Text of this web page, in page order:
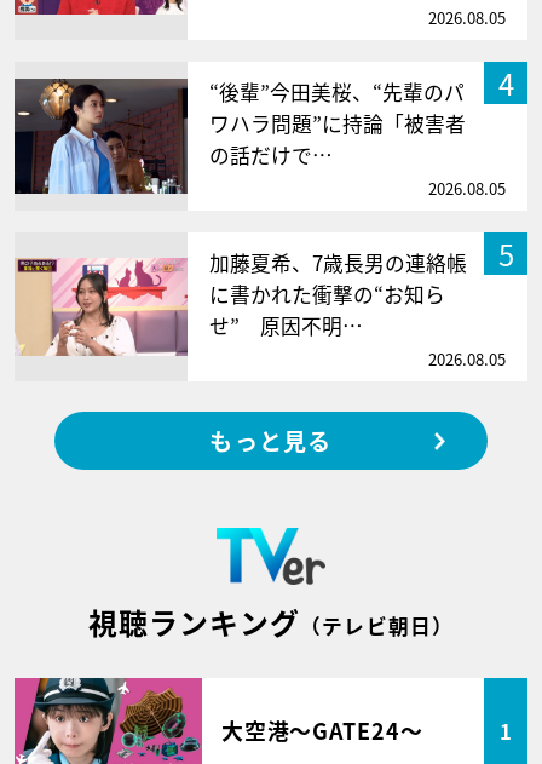
2026.08.05
4
“後輩”今田美桜、“先輩のパ
ワハラ問題”に持論「被害者
の話だけで…
2026.08.05
5
加藤夏希、7歳長男の連絡帳
に書かれた衝撃の“お知ら
せ” 原因不明…
2026.08.05
もっと見る
視聴ランキング （テレビ朝日）
大空港～GATE24～ 1